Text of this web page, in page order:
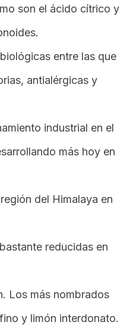
son el ácido cítrico y
entre las que
antialérgicas y
industrial en el
más hoy en
del Himalaya en
reducidas en
Los más nombrados
y limón interdonato.